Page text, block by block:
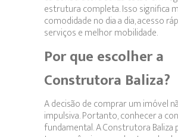
estrutura completa. Isso significa
comodidade no dia a dia, acesso
serviços e melhor mobilidade.
Por que escolher a
Construtora Baliza?
A decisão de comprar um imóvel
impulsiva. Portanto, conhecer a
fundamental. A Construtora Baliza